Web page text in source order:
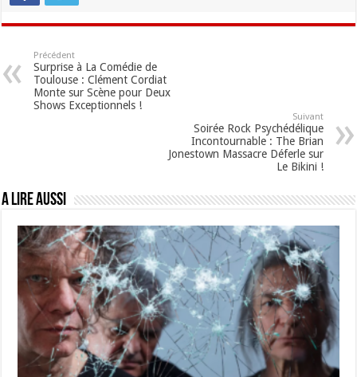
Précédent
Surprise à La Comédie de
Toulouse : Clément Cordiat
Monte sur Scène pour Deux
Shows Exceptionnels !
Suivant
Soirée Rock Psychédélique
Incontournable : The Brian
Jonestown Massacre Déferle sur
Le Bikini !
A lire aussi